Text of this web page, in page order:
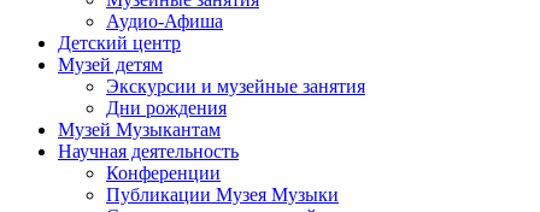
Аудио-Афиша
Детский центр
Музей детям
Экскурсии и музейные занятия
Дни рождения
Музей Музыкантам
Научная деятельность
Конференции
Публикации Музея Музыки